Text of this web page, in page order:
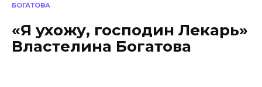
БОГАТОВА
«Я ухожу, господин Лекарь»
Властелина Богатова